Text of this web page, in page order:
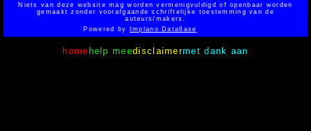
Niets van deze website mag worden vermenigvuldigd of openbaar worden
gemaakt zonder voorafgaande schriftelijke toestemming van de
auteurs/makers.
Powered byImplano Data6ase
homehelp meedisclaimermet dank aan